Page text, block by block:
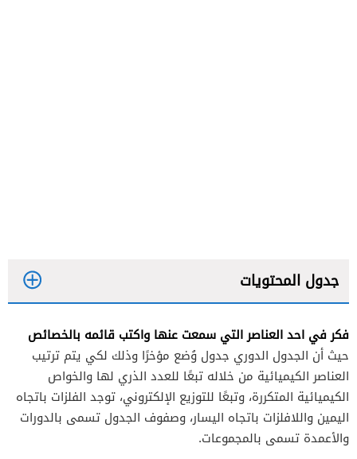
جدول المحتويات
فكر في احد العناصر التي سمعت عنها واكتب قائمه بالخصائص
حيث أن الجدول الدوري جدول وُضع مؤخرًا وذلك لكي يتم ترتيب
العناصر الكيميائية من خلاله تبعًا للعدد الذري لها والخواص
الكيميائية المتكررة، وتبعًا للتوزيع الإلكتروني، توجد الفلزات باتجاه
اليمين واللافلزات باتجاه اليسار، وصفوف الجدول تسمى بالدورات
والأعمدة تسمى بالمجموعات.